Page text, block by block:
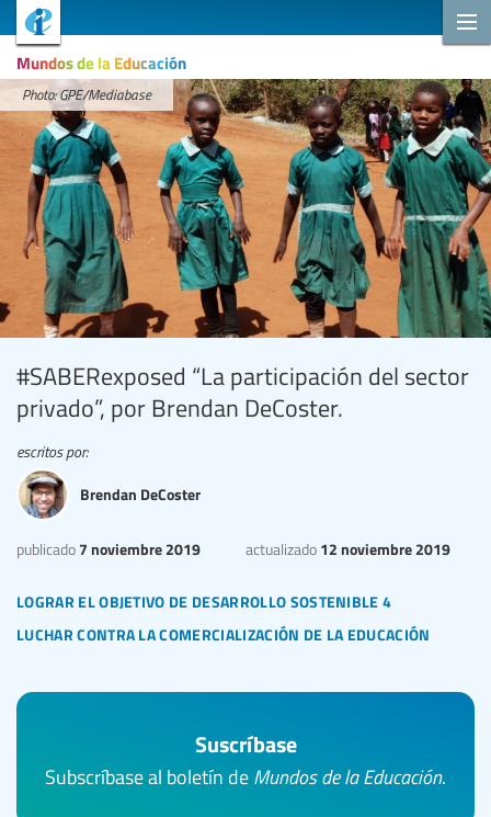
Mundos de la Educación
Photo: GPE/Mediabase
#SABERexposed “La participación del sector
privado”, por Brendan DeCoster.
lograr el objetivo de desarrollo sostenible 4
luchar contra la comercialización de la educación
publicado 7 noviembre 2019 actualizado 12 noviembre 2019
escritos por:
Brendan DeCoster
Suscríbase
Subscríbase al boletín de Mundos de la Educación.